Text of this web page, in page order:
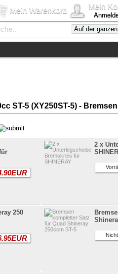
Mein Warenkorb Mein
ST-5 (XY250ST-5) - Bremsen
2 x
250
Nicht